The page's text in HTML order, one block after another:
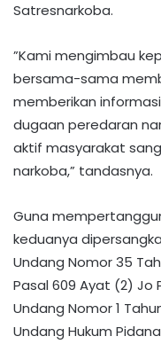
Satresnarkoba.
‎‎”Kami mengimbau
bersama-sama
memberikan
dugaan peredaran
aktif masyarakat
narkoba,” tandasnya.
‎‎Guna
keduanya
Undang Nomor 35
Pasal 609 Ayat (2) Jo
Undang Nomor 1
Undang Hukum